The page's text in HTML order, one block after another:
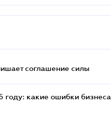
соглашение силы
году: какие ошибки бизнеса